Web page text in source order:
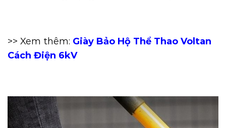
>> Xem thêm: Giày Bảo Hộ Thể Thao Voltan
Cách Điện 6kV